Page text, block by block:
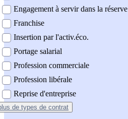
Engagement à servir dans la réserve
Franchise
Insertion par l'activ.éco.
Portage salarial
Profession commerciale
Profession libérale
Reprise d'entreprise
de types de contrat